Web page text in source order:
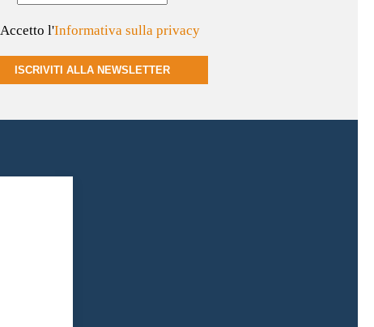
Accetto l'Informativa sulla privacy
ISCRIVITI ALLA NEWSLETTER